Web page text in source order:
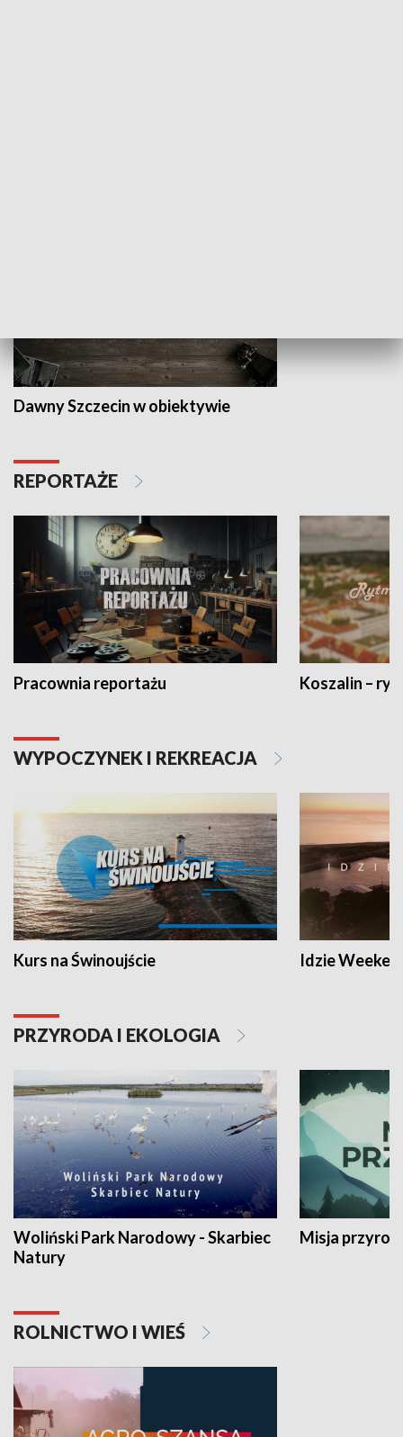
Dawny Szczecin w obiektywie
REPORTAŻE
Pracownia reportażu Koszalin –
WYPOCZYNEK I REKREACJA
Kurs na Świnoujście Idzie
PRZYRODA I EKOLOGIA
Woliński Park Narodowy - Skarbiec
Natury
Misja
ROLNICTWO I WIEŚ